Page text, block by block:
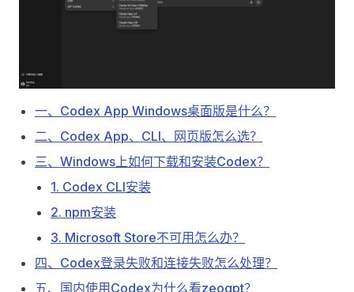
一、Codex App Windows桌面版是什么？
二、Codex App、CLI、网页版怎么选？
三、Windows上如何下载和安装Codex？
1. Codex CLI安装
2. npm安装
3. Microsoft Store不可用怎么办？
四、Codex登录失败和连接失败怎么处理？
五、国内使用Codex为什么看zeogpt？